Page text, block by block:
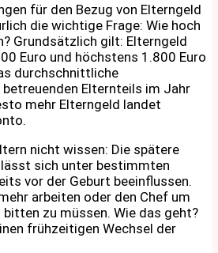
für den Bezug von Elterngeld
die wichtige Frage: Wie hoch
Grundsätzlich gilt: Elterngeld
Euro und höchstens 1.800 Euro
durchschnittliche
Elternteils im Jahr
mehr Elterngeld landet
nicht wissen: Die spätere
sich unter bestimmten
vor der Geburt beeinflussen.
arbeiten oder den Chef um
zu müssen. Wie das geht?
frühzeitigen Wechsel der